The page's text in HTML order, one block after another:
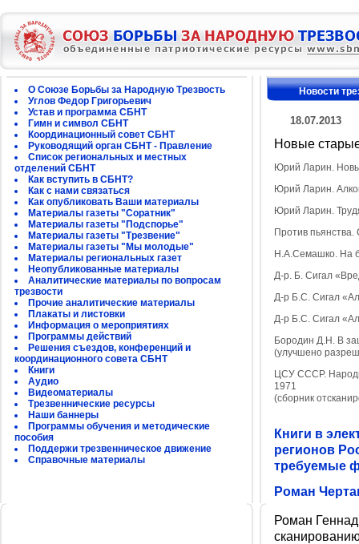
О Союзе Борьбы за Народную Трезвость
Углов Федор Григорьевич
Устав и программа СБНТ
Гимн и символ СБНТ
Координационный совет СБНТ
Руководящий орган СБНТ - Правление
Список региональных и местных
отделений СБНТ
Как вступить в СБНТ?
Как с нами связаться
Как опубликовать Ваши материалы
Материалы газеты "Соратник"
Материалы газеты "Подспорье"
Материалы газеты "Трезвение"
Материалы газеты "Мы молодые"
Материалы региональных газет
Неопубликованные материалы
Аналитические материалы по вопросам
трезвости
Прочие аналитические материалы
Плакаты и листовки
Информация о мероприятиях
Программы действий
Решения съездов, конференций и
координационного совета СБНТ
Книги
Аудио
Видеоматериалы
Трезвеннические ресурсы
Наши баннеры
Программы обучения и методические
пособия
Поддержи трезвенническое движение
Справочные материалы
Новости
18.07.2013
Новые
Юрий Ларин.
Юрий Ларин.
Юрий Ларин.
Против
Н.А.Семашко. На
Д-р. Б. Сигал
Д-р Б.С. Сигал
Д-р Б.С. Сигал
Бородин Д.Н. В
(улучшено
ЦСУ СССР.
1971
(сборник
Книги в
регионов
требуемые
Роман
Роман